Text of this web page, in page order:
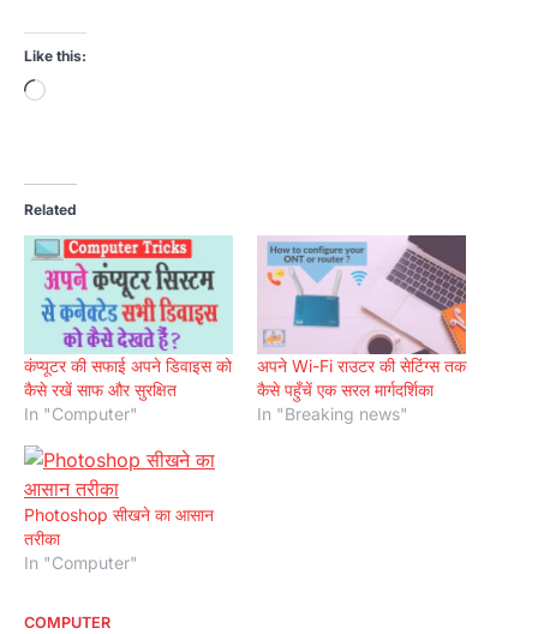
Like this:
Loading…
Related
कंप्यूटर की सफाई अपने डिवाइस को
कैसे रखें साफ और सुरक्षित
In "Computer"
अपने Wi-Fi राउटर की सेटिंग्स तक
कैसे पहुँचें एक सरल मार्गदर्शिका
In "Breaking news"
Photoshop सीखने का आसान
तरीका
In "Computer"
COMPUTER